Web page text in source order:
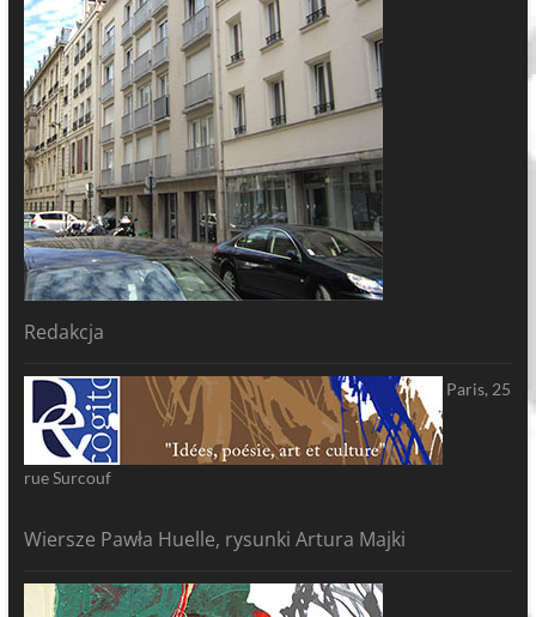
Redakcja
Paris, 25
rue Surcouf
Wiersze Pawła Huelle, rysunki Artura Majki